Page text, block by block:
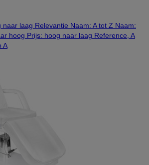
naar laag Relevantie Naam: A tot Z Naam:
hoog Prijs: hoog naar laag Reference, A
A